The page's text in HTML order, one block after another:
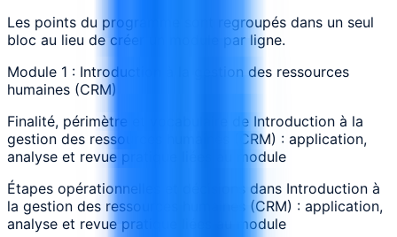
Les points du programme sont regroupés dans un seul
bloc au lieu de créer un module par ligne.
Module 1 : Introduction à la gestion des ressources
humaines (CRM)
Finalité, périmètre et vocabulaire de Introduction à la
gestion des ressources humaines (CRM) : application,
analyse et revue pratique liées au module
Étapes opérationnelles et décisions dans Introduction à
la gestion des ressources humaines (CRM) : application,
analyse et revue pratique liées au module